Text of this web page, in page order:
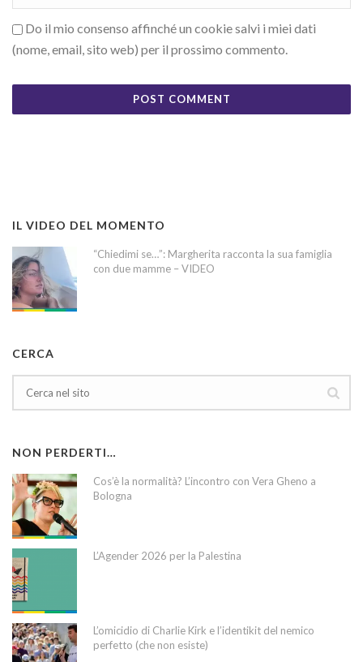
Do il mio consenso affinché un cookie salvi i miei dati
(nome, email, sito web) per il prossimo commento.
IL VIDEO DEL MOMENTO
“Chiedimi se…”: Margherita racconta la sua famiglia
con due mamme – VIDEO
CERCA
NON PERDERTI…
Cos’è la normalità? L’incontro con Vera Gheno a
Bologna
L’Agender 2026 per la Palestina
L’omicidio di Charlie Kirk e l’identikit del nemico
perfetto (che non esiste)